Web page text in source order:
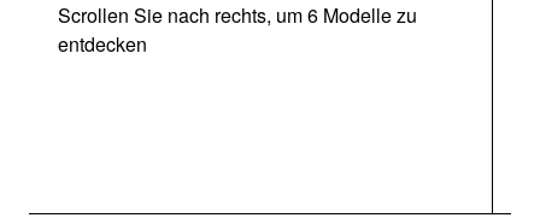
Scrollen Sie nach rechts, um 6 Modelle zu
entdecken